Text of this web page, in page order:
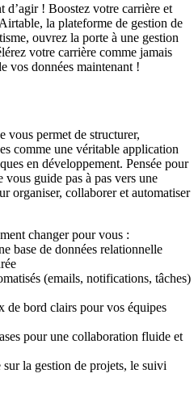
d’agir ! Boostez votre carrière et
la plateforme de gestion de
ouvrez la porte à une gestion
votre carrière comme jamais
vos données maintenant !
vous permet de structurer,
comme une véritable application
en développement. Pensée pour
vous guide pas à pas vers une
organiser, collaborer et automatiser
changer pour vous :
base de données relationnelle
(emails, notifications, tâches)
de bord clairs pour vos équipes
pour une collaboration fluide et
la gestion de projets, le suivi